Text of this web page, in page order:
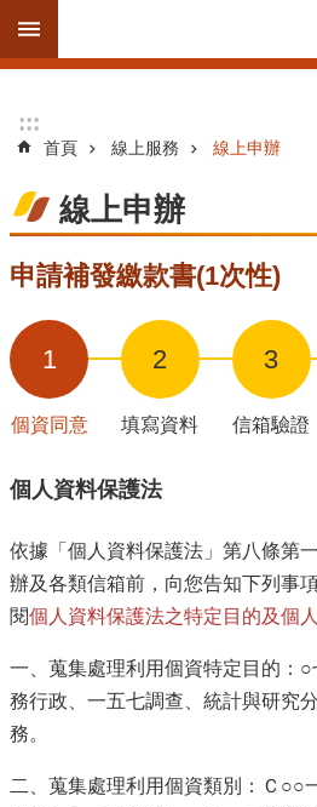
跳到主要內容區塊
階
搜
訊
息
告
線
服
意
見
交
便
民
務
:::
:::
首頁 線上服務 線上申辦
線上申辦
申請補發繳款書(1次性)
1
個資同意
2
填寫資料
3
信箱驗證
個人資料保護法
依據「個人資料保護法」第八條第
辦及各類信箱前，向您告知下列事
閱個人資料保護法之特定目的及個
一、蒐集處理利用個資特定目的：
務行政、一五七調查、統計與研究
務。
二、蒐集處理利用個資類別：Ｃ○○